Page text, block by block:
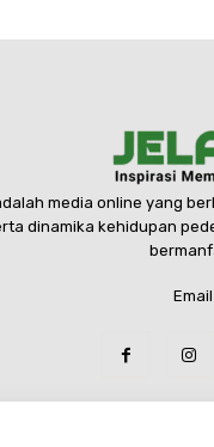
media online yang
dinamika kehidupan